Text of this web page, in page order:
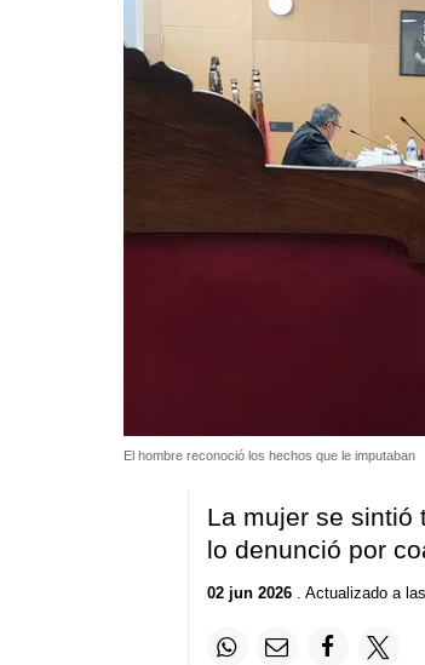
El hombre reconoció los hechos que le imputaban
La mujer se sintió
lo denunció por
02 jun 2026. Actualizado a